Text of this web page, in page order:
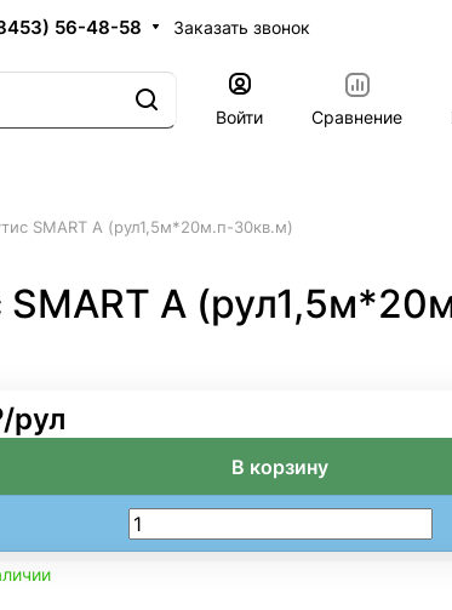
56-48-58 Заказать звонок
Войти Сравнение
SMART А (рул1,5м*20м.п-30кв.м)
SMART А
рул
В корзину